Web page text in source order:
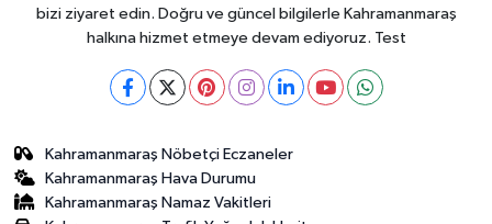
bizi ziyaret edin. Doğru ve güncel bilgilerle Kahramanmaraş
halkına hizmet etmeye devam ediyoruz. Test
Kahramanmaraş Nöbetçi Eczaneler
Kahramanmaraş Hava Durumu
Kahramanmaraş Namaz Vakitleri